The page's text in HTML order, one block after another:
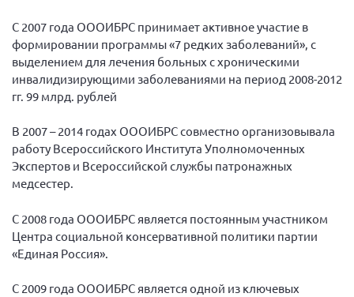
С 2007 года ОООИБРС принимает активное участие в
формировании программы «7 редких заболеваний», с
выделением для лечения больных с хроническими
инвалидизирующими заболеваниями на период 2008-2012
гг. 99 млрд. рублей
В 2007 – 2014 годах ОООИБРС совместно организовывала
работу Всероссийского Института Уполномоченных
Экспертов и Всероссийской службы патронажных
медсестер.
С 2008 года ОООИБРС является постоянным участником
Центра социальной консервативной политики партии
«Единая Россия».
С 2009 года ОООИБРС является одной из ключевых